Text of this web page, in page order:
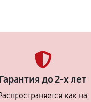
Гарантия до 2-х лет
как на